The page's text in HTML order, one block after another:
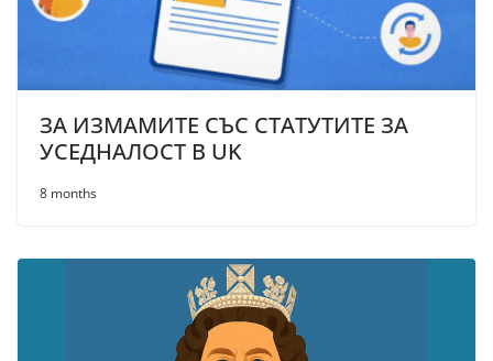
ЗА ИЗМАМИТЕ СЪС СТАТУТИТЕ ЗА
УСЕДНАЛОСТ В UK
8 months